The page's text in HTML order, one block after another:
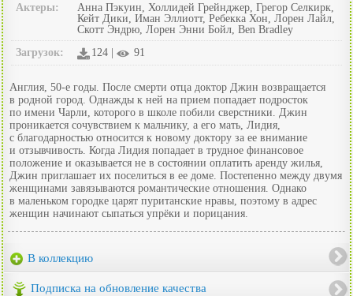
Актеры:
Анна Пэкуин, Холлидей Грейнджер, Грегор Селкирк,
Кейт Дики, Иман Эллиотт, Ребекка Хон, Лорен Лайл,
Скотт Эндрю, Лорен Энни Бойл, Ben Bradley
Загрузок:
124 | 91
Англия, 50-е годы. После смерти отца доктор Джин возвращается
в родной город. Однажды к ней на прием попадает подросток
по имени Чарли, которого в школе побили сверстники. Джин
проникается сочувствием к мальчику, а его мать, Лидия,
с благодарностью относится к новому доктору за ее внимание
и отзывчивость. Когда Лидия попадает в трудное финансовое
положение и оказывается не в состоянии оплатить аренду жилья,
Джин приглашает их поселиться в ее доме. Постепенно между двумя
женщинами завязываются романтические отношения. Однако
в маленьком городке царят пуританские нравы, поэтому в адрес
женщин начинают сыпаться упрёки и порицания.
В коллекцию
Подписка на обновление качества